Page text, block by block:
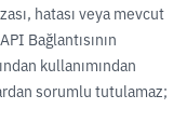
hatası veya mevcut
Bağlantısının
kullanımından
sorumlu tutulamaz;